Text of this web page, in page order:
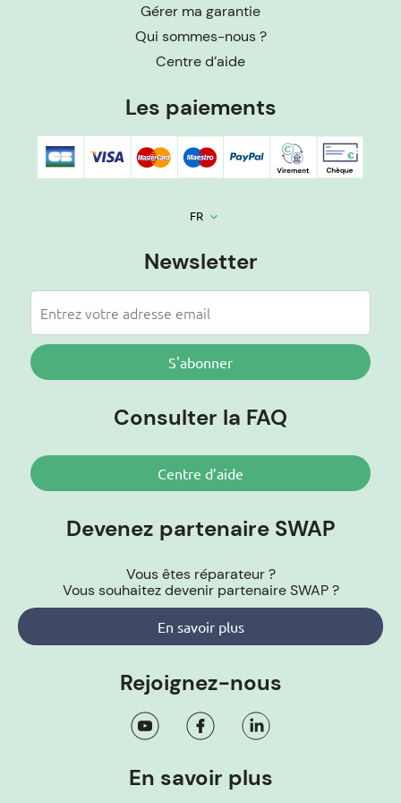
Gérer ma garantie
Qui sommes-nous ?
Centre d’aide
Les paiements
FR keyboard_arrow_down
Newsletter
S'abonner
Consulter la FAQ
Centre d’aide
Devenez partenaire SWAP
Vous êtes réparateur ?
Vous souhaitez devenir partenaire SWAP ?
En savoir plus
Rejoignez-nous
En savoir plus